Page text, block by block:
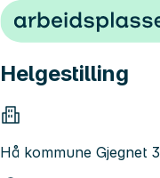
Hopp til innhold
Helgestilling
Hå kommune Gjegnet 3